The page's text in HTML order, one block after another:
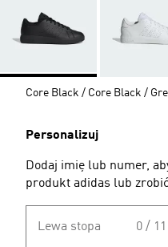
Core Black / Core Black /
Personalizuj
Dodaj imię lub numer,
produkt adidas lub
Lewa stopa 0 / 11